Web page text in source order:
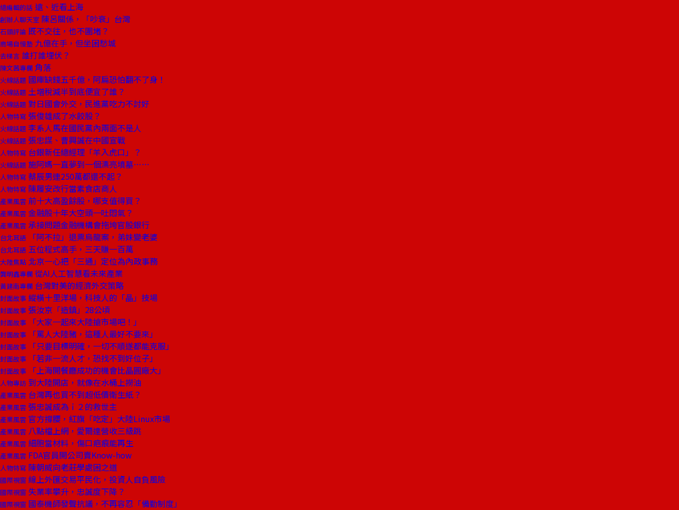
總編輯的話 遠、近看上海
創辦人聊天室 陳呂關係，「吵衰」台灣
石頭評論 既不交往，也不圍堵？
商場自慢塾 九億在手，但坐困愁城
去梯言 誰打誰埋伏？
陳文茜專欄 角落
火線話題 國庫缺錢五千億，阿扁恐怕翻不了身！
火線話題 土增稅減半到底便宜了誰？
火線話題 對日國會外交，民進黨吃力不討好
人物特寫 張俊雄成了水餃股？
火線話題 李系人馬在國民黨內兩面不是人
火線話題 張忠謀、曹興誠在中國宣戰
人物特寫 台銀新任總經理「羊入虎口」？
火線話題 施阿媽一直夢到一個漂亮墳墓……
人物特寫 蔡辰男連250萬都還不起？
人物特寫 陳履安改行當素食店商人
產業風雲 前十大高盈餘股，哪支值得買？
產業風雲 金融股十年大空頭一吐悶氣？
產業風雲 承接問題金融機構會拖垮官股銀行
台北耳語 「阿不拉」退票烏龍案，弟妹變老婆
台北耳語 五位程式高手，三天賺一百萬
大陸焦點 北京一心把「三通」定位為內政事務
龔明鑫專欄 從AI人工智慧看未來產業
黃建南專欄 台灣對美的經濟外交策略
封面故事 縱橫十里洋場，科技人的「晶」技場
封面故事 張汝京「造鎮」28公頃
封面故事 「大家一起來大陸搶市場吧！」
封面故事 「罵人大陸豬，這種人最好不要來」
封面故事 「只要目標明確，一切不順遂都能克服」
封面故事 「若非一流人才，恐找不到好位子」
封面故事 「上海開餐廳成功的機會比晶圓廠大」
人物專訪 到大陸開店，就像在水桶上撈油
產業風雲 台灣再也買不到超低價衛生紙？
產業風雲 張忠誠成為ｉ２的救世主
產業風雲 官方撐腰，紅旗「吃定」大陸Linux市場
產業風雲 八點檔上網，愛爾達營收三級跳
產業風雲 細胞當材料，傷口疤痕能再生
產業風雲 FDA官員開公司賣Know-how
人物特寫 陳朝威向老莊學處困之道
國際視窗 線上外匯交易平民化，投資人自負風險
國際視窗 失業率攀升，忠誠度下降？
國際視窗 國泰機師發聲抗議，不再容忍「備勤制度」